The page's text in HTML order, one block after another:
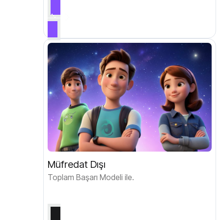
Müfredat Dışı
Toplam Başarı Modeli ile.